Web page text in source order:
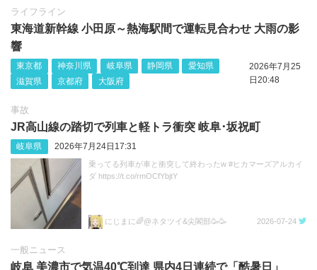
ライフライン
東海道新幹線 小田原～熱海駅間で運転見合わせ 大雨の影
響
東京都 神奈川県 岐阜県 静岡県
愛知県
滋賀県
京都府 大阪府
2026年7月25
日20:48
事故
JR高山線の踏切で列車と軽トラ衝突 岐阜･坂祝町
岐阜県 2026年7月24日17:31
乗ってる列車が車と衝突して終わったw #ヒカマーズアルカイ
ダ https://t.co/rmOCfYbjtY
にじまに🌈@ネタツイ&尖閣部🥳🥳 2026-07-24
一般ニュース
岐阜 美濃市で気温40℃到達 県内4日連続で「酷暑日」